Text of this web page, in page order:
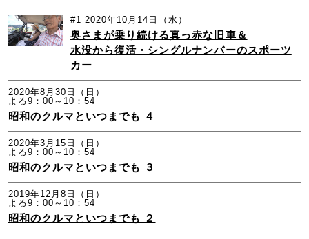
#1 2020年10月14日（水）
奥さまが乗り続ける真っ赤な旧車＆
水没から復活・シングルナンバーのスポーツ
カー
2020年8月30日（日）
よる9：00～10：54
昭和のクルマといつまでも ４
2020年3月15日（日）
よる9：00～10：54
昭和のクルマといつまでも ３
2019年12月8日（日）
よる9：00～10：54
昭和のクルマといつまでも ２